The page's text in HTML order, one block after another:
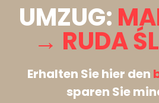
UMZUG:
→ RUDA
Erhalten Sie hier den
sparen Sie